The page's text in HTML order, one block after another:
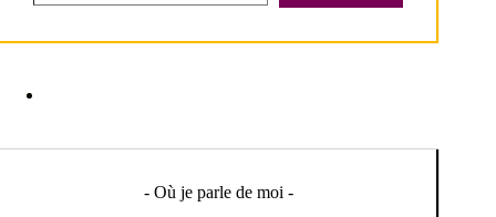
- Où je parle de moi -